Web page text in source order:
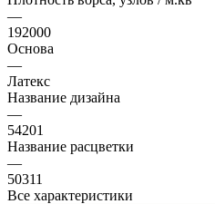
—
192000
Основа
—
Латекс
Название дизайна
—
54201
Название расцветки
—
50311
Все характеристики